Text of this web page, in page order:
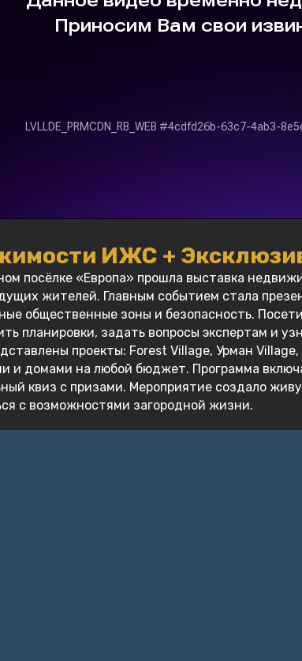
ИЖС +
посёлке «Европа» прошла выставка
жителей. Главным событием стала
общественные зоны и безопасность.
планировки, задать вопросы экспертам и
проекты: Forest Village, Урман
и домами на любой бюджет. Программа
квиз с призами. Мероприятие создало
с возможностями загородной жизни.